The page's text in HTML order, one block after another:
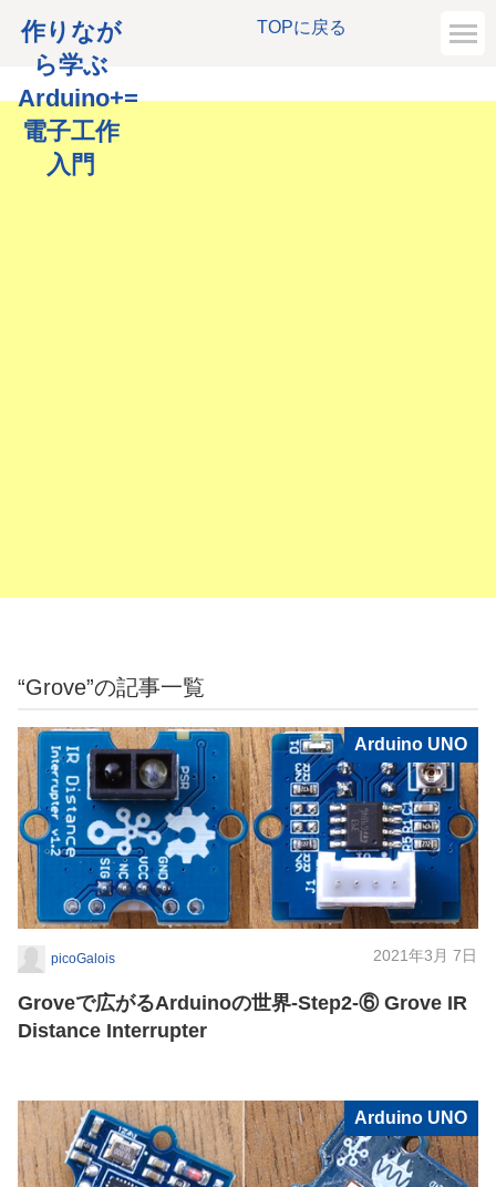
TOPに戻る
作りなが
ら学ぶ
Arduino+=
電子工作
入門
“Grove”の記事一覧
Arduino UNO
picoGalois 2021年3月 7日
Groveで広がるArduinoの世界-Step2-⑥ Grove IR
Distance Interrupter
Arduino UNO